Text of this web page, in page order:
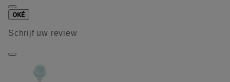
OKÉ
Schrijf uw review